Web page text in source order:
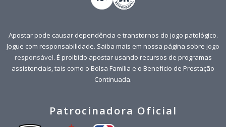
Apostar pode causar dependência e transtornos do jogo patológico.
Jogue com responsabilidade. Saiba mais em nossa página sobre jogo
responsável. É proibido apostar usando recursos de programas
assistenciais, tais como o Bolsa Família e o Benefício de Prestação
Continuada.
Patrocinadora Oficial